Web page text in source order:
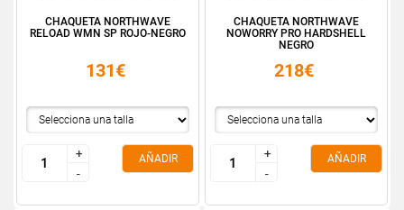
CHAQUETA NORTHWAVE
RELOAD WMN SP ROJO-NEGRO
131€
+
-
+
-
AÑADIR
CHAQUETA NORTHWAVE
NOWORRY PRO HARDSHELL
NEGRO
218€
+
-
+
-
AÑADIR